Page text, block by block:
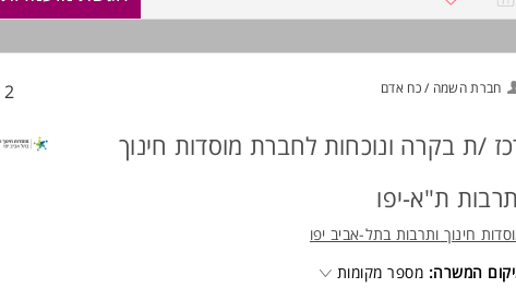
* המשרה מיועדת לנשים ולגברים כאחד.
משרות ומידע על אביבי מטבחים >
חברת השמה / כח אדם 2 ימים
/ת בקרה ונוכחות לחברת מוסדות חינוך
ת"א-יפו
חינוך ותרבות בתל-אביב יפו
המשרה: מספר מקומות